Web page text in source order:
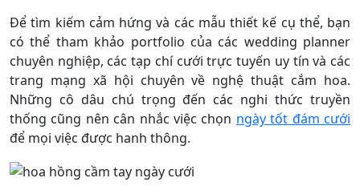
Để tìm kiếm cảm hứng và các mẫu thiết kế cụ thể, bạn
có thể tham khảo portfolio của các wedding planner
chuyên nghiệp, các tạp chí cưới trực tuyến uy tín và các
trang mạng xã hội chuyên về nghệ thuật cắm hoa.
Những cô dâu chú trọng đến các nghi thức truyền
thống cũng nên cân nhắc việc chọn ngày tốt đám cưới
để mọi việc được hanh thông.